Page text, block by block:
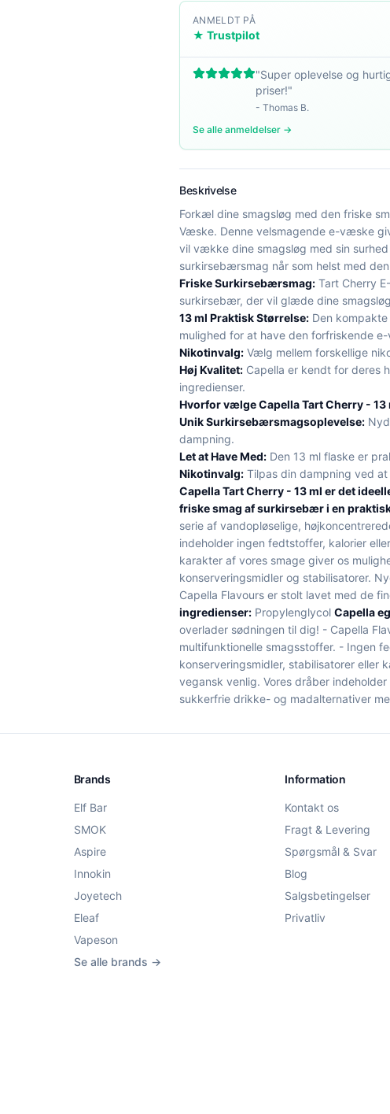
ANMELDT PÅ
★ Trustpilot
"Super oplevelse og
priser!"
- Thomas B.
Se alle anmeldelser →
Beskrivelse
Forkæl dine smagsløg med den friske
Væske. Denne velsmagende e-væske
vil vække dine smagsløg med sin
surkirsebærsmag når som helst med
Friske Surkirsebærsmag: Tart Cherry
surkirsebær, der vil glæde dine
13 ml Praktisk Størrelse: Den
mulighed for at have den forfriskende
Nikotinvalg: Vælg mellem forskellige
Høj Kvalitet: Capella er kendt for deres
ingredienser.
Hvorfor vælge Capella Tart Cherry - 13
Unik Surkirsebærsmagsoplevelse:
dampning.
Let at Have Med: Den 13 ml flaske er
Nikotinvalg: Tilpas din dampning ved
Capella Tart Cherry - 13 ml er det
friske smag af surkirsebær i en
serie af vandopløselige,
indeholder ingen fedtstoffer, kalorier
karakter af vores smage giver os
konserveringsmidler og stabilisatorer.
Capella Flavours er stolt lavet med de
ingredienser: Propylenglycol Capella
overlader sødningen til dig! - Capella
multifunktionelle smagsstoffer. - Ingen
konserveringsmidler, stabilisatorer eller
vegansk venlig. Vores dråber
sukkerfrie drikke- og madalternativer
Brands
Elf Bar
SMOK
Aspire
Innokin
Joyetech
Eleaf
Vapeson
Se alle brands →
Information
Kontakt os
Fragt & Levering
Spørgsmål & Svar
Blog
Salgsbetingelser
Privatliv